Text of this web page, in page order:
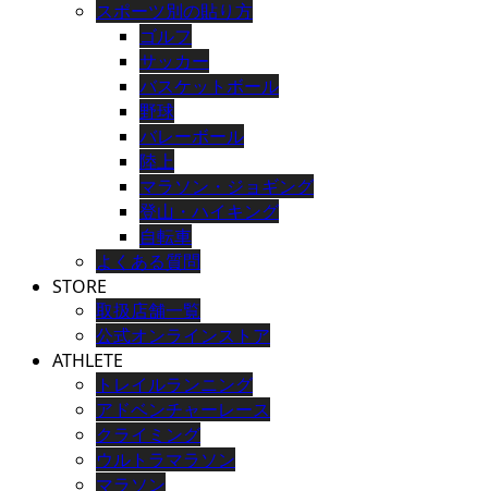
スポーツ別の貼り方
ゴルフ
サッカー
バスケットボール
野球
バレーボール
陸上
マラソン・ジョギング
登山・ハイキング
自転車
よくある質問
STORE
取扱店舗一覧
公式オンラインストア
ATHLETE
トレイルランニング
アドベンチャーレース
クライミング
ウルトラマラソン
マラソン